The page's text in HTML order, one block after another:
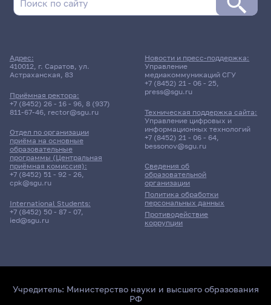
Адрес:
410012, г. Саратов, ул.
Астраханская, 83
Приёмная ректора:
+7 (8452) 26 - 16 - 96, 8 (937)
811-67-46, rector@sgu.ru
Отдел по организации
приёма на основные
образовательные
программы (Центральная
приёмная комиссия):
+7 (8452) 51 - 92 - 26,
cpk@sgu.ru
International Students:
+7 (8452) 50 - 87 - 07,
ied@sgu.ru
Сведения об
образовательной
организации
Политика обработки
персональных данных
Противодействие
коррупции
Новости и пресс-поддержка:
Управление
медиакоммуникаций СГУ
+7 (8452) 21 - 06 - 25,
press@sgu.ru
Техническая поддержка сайта:
Управление цифровых и
информационных технологий
+7 (8452) 21 - 06 - 64,
bessonov@sgu.ru
Учредитель: Министерство науки и высшего образования
РФ